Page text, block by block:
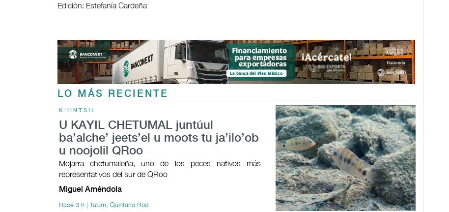
Edición: Estefanía Cardeña
LO MÁS RECIENTE
K'IINTSIL
U KAYIL CHETUMAL juntúul
ba’alche’ jeets’el u moots tu ja’ilo’ob
u noojolil QRoo
Mojarra chetumaleña, uno de los peces nativos más
representativos del sur de QRoo
Miguel Améndola
Hace 3 h | Tulum, Quintana Roo